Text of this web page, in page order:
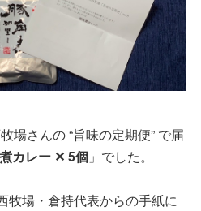
場さんの “旨味の定期便” で届
カレー ✕ 5個 」でした。
牧場・倉持代表からの手紙に